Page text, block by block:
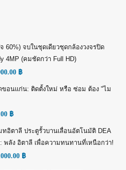
60%) จบในชุดเดียวชุดกล้องวงจรปิด
4MP (คมชัดกว่า Full HD)
฿
ขอนแก่น: ติดตั้งใหม่ หรือ ซ่อม ต้อง "ไม
฿
ทอิตาลี ประตูรั้วบานเลื่อนอัตโนมัติ DEA
พลัง อิตาลี เพื่อความทนทานที่เหนือกว่า!
฿